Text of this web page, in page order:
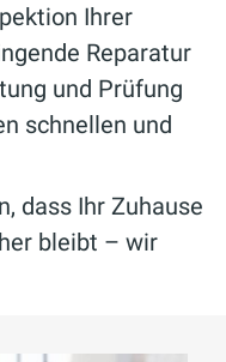
Ihrer
Reparatur
und Prüfung
schnellen und
dass Ihr Zuhause
bleibt – wir